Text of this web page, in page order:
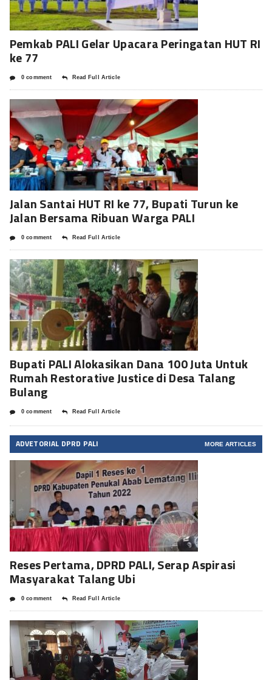
Pemkab PALI Gelar Upacara Peringatan HUT RI
ke 77
0 comment Read Full Article
Jalan Santai HUT RI ke 77, Bupati Turun ke
Jalan Bersama Ribuan Warga PALI
0 comment Read Full Article
Bupati PALI Alokasikan Dana 100 Juta Untuk
Rumah Restorative Justice di Desa Talang
Bulang
0 comment Read Full Article
ADVETORIAL DPRD PALI MORE ARTICLES
Reses Pertama, DPRD PALI, Serap Aspirasi
Masyarakat Talang Ubi
0 comment Read Full Article